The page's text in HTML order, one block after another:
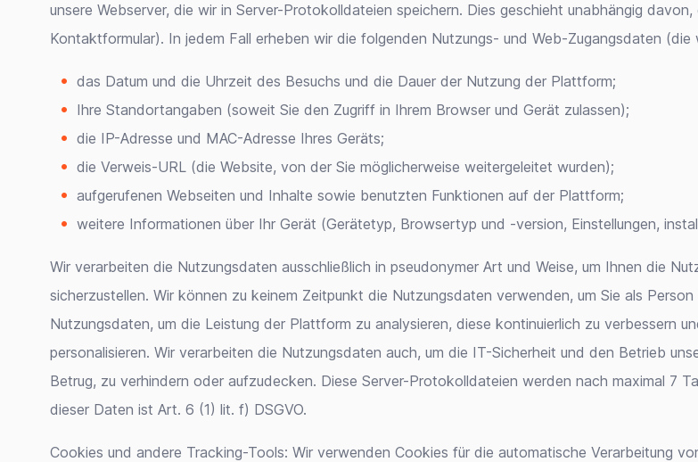
unsere Webserver, die wir in Server-Protokolldateien speichern. Dies geschieht unabhängig
Kontaktformular). In jedem Fall erheben wir die folgenden Nutzungs- und Web-Zugangsdaten
das Datum und die Uhrzeit des Besuchs und die Dauer der Nutzung der Plattform;
Ihre Standortangaben (soweit Sie den Zugriff in Ihrem Browser und Gerät zulassen);
die IP-Adresse und MAC-Adresse Ihres Geräts;
die Verweis-URL (die Website, von der Sie möglicherweise weitergeleitet wurden);
aufgerufenen Webseiten und Inhalte sowie benutzten Funktionen auf der Plattform;
weitere Informationen über Ihr Gerät (Gerätetyp, Browsertyp und -version, Einstellungen,
Wir verarbeiten die Nutzungsdaten ausschließlich in pseudonymer Art und Weise, um Ihnen die
sicherzustellen. Wir können zu keinem Zeitpunkt die Nutzungsdaten verwenden, um Sie als
Nutzungsdaten, um die Leistung der Plattform zu analysieren, diese kontinuierlich zu verbessern
personalisieren. Wir verarbeiten die Nutzungsdaten auch, um die IT-Sicherheit und den Betrieb
Betrug, zu verhindern oder aufzudecken. Diese Server-Protokolldateien werden nach maximal 7
dieser Daten ist Art. 6 (1) lit. f) DSGVO.
Cookies und andere Tracking-Tools: Wir verwenden Cookies für die automatische Verarbeitung